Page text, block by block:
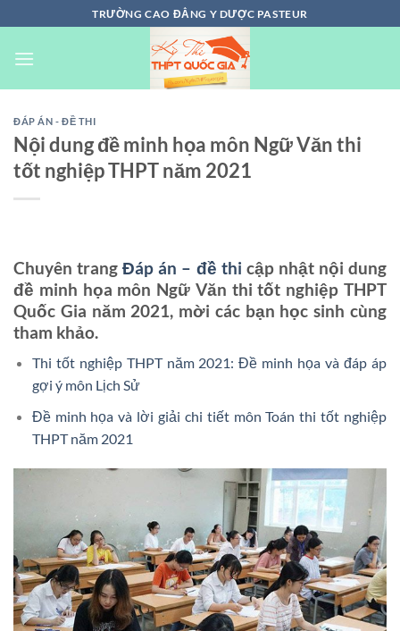
đến
nội
TRƯỜNG CAO ĐẲNG Y DƯỢC PASTEUR
ĐÁP ÁN - ĐỀ THI
Nội dung đề minh họa môn Ngữ Văn thi
tốt nghiệp THPT năm 2021
Chuyên trangĐáp án – đề thi cập nhật nội dung
đề minh họa môn Ngữ Văn thi tốt nghiệp THPT
Quốc Gia năm 2021, mời các bạn học sinh cùng
tham khảo.
Thi tốt nghiệp THPT năm 2021: Đề minh họa và đáp áp
gợi ý môn Lịch Sử
Đề minh họa và lời giải chi tiết môn Toán thi tốt nghiệp
THPT năm 2021